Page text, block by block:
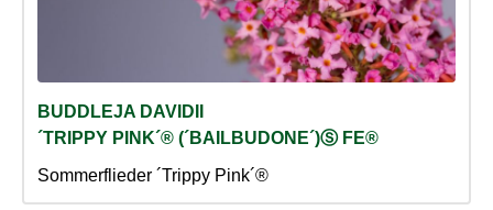
BUDDLEJA DAVIDII
´TRIPPY PINK´® (´BAILBUDONE´)Ⓢ FE®
Sommerflieder ´Trippy Pink´®